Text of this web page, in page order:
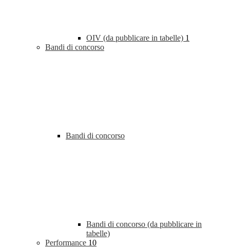
OIV (da pubblicare in tabelle) 1
Bandi di concorso
Bandi di concorso
Bandi di concorso (da pubblicare in
tabelle)
Performance 10